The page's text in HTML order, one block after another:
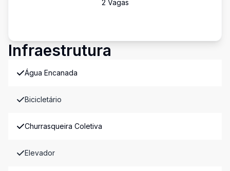
2 Vagas
Infraestrutura
Água Encanada
Bicicletário
Churrasqueira Coletiva
Elevador